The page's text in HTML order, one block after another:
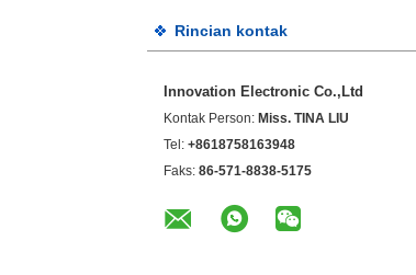
Rincian kontak
Innovation Electronic Co.,Ltd
Kontak Person: Miss. TINA LIU
Tel: +8618758163948
Faks: 86-571-8838-5175